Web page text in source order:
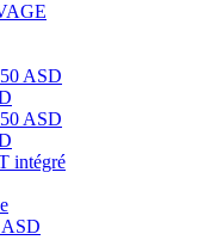
ASD
ASD
intégré